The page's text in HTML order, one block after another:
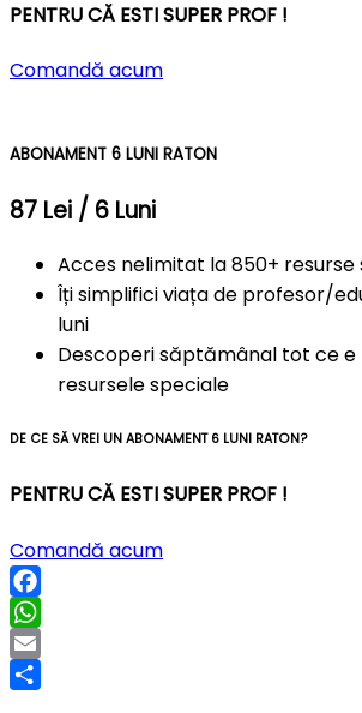
PENTRU CĂ ESTI SUPER PROF !
Comandă acum
ABONAMENT 6 LUNI RATON
87 Lei / 6 Luni
Acces nelimitat la 850+ resurse
Îți simplifici viața de profesor/
luni
Descoperi săptămânal tot ce
resursele speciale
DE CE SĂ VREI UN ABONAMENT 6 LUNI RATON?
PENTRU CĂ ESTI SUPER PROF !
Comandă acum
Facebook
WhatsApp
Email